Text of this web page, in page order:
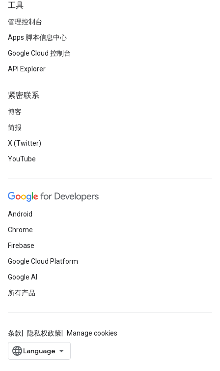
工具
管理控制台
Apps 脚本信息中心
Google Cloud 控制台
API Explorer
紧密联系
博客
简报
X (Twitter)
YouTube
Android
Chrome
Firebase
Google Cloud Platform
Google AI
所有产品
条款 隐私权政策 Manage cookies